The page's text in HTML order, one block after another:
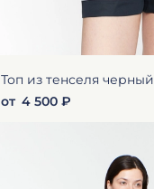
Топ из тенселя черный
от 4 500 ₽